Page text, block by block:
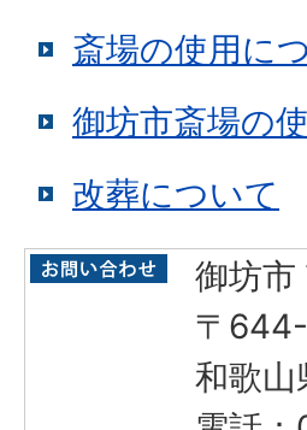
斎場の使用に
御坊市斎場の
改葬について
御坊市
〒
和歌